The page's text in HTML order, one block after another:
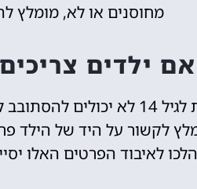
מחוסנים או לא, מומלץ
ילדים צריכים
של אדם מגיל 14 ומעלה.
לקשור על היד של הילד
לאיבוד הפרטים האלו